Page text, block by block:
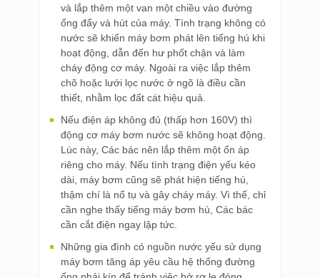
và lắp thêm một van một chiều vào đường
ống đẩy và hút của máy. Tình trạng không có
nước sẽ khiến máy bơm phát lên tiếng hú khi
hoạt động, dẫn đến hư phốt chận và làm
cháy động cơ máy. Ngoài ra việc lắp thêm
chõ hoặc lưới lọc nước ở ngõ là điều cần
thiết, nhằm lọc đất cát hiệu quả.
Nếu điện áp không đủ (thấp hơn 160V) thì
động cơ máy bơm nước sẽ không hoạt động.
Lúc này, Các bác nên lắp thêm một ổn áp
riêng cho máy. Nếu tình trạng điện yếu kéo
dài, máy bơm cũng sẽ phát hiện tiếng hú,
thậm chí là nổ tụ và gây cháy máy. Vì thế, chỉ
cần nghe thấy tiếng máy bơm hú, Các bác
cần cắt điện ngay lập tức.
Những gia đình có nguồn nước yếu sử dụng
máy bơm tăng áp yêu cầu hệ thống đường